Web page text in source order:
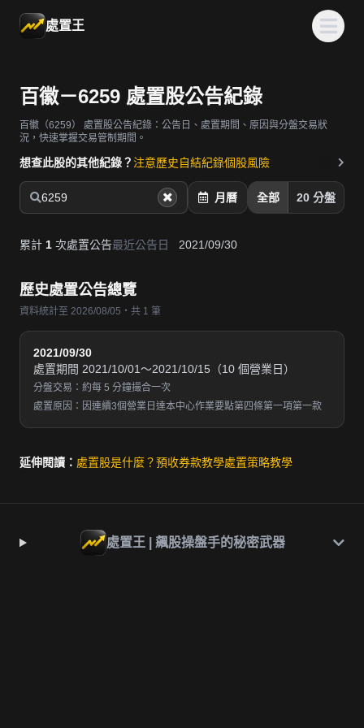
處置王
百徽－6259 處置股公告紀錄
百徽（6259）
處置股公告紀錄：公告日、處置期間、原因與分盤交易狀
況，快速掌握交易管制期間。
想查此股的其他紀錄？ 注意歷史自結紀錄個股風險
6259 月曆 全部 20 分盤
累計 1 次處置公告最近公告日 2021/09/30
歷史處置公告總覽
資料統計至 2026/08/05・共 1 筆
2021/09/30
處置期間 2021/10/01～2021/10/15（10 個營業日）
分盤交易：約每 5 分鐘撮合一次
處置原因：因連續3個營業日達本中心作業要點第四條第一項第一款
延伸閱讀： 處置股是什麼？預收券款教學處置策略教學
處置王 | 飆股操盤手的秘密武器